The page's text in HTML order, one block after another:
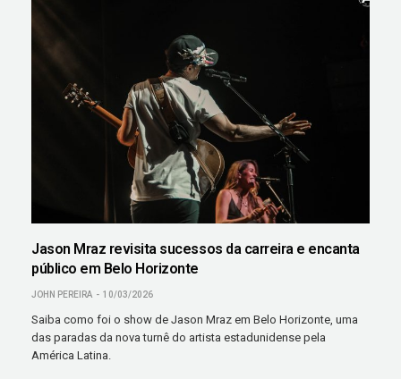
Jason Mraz revisita sucessos da carreira e encanta
público em Belo Horizonte
JOHN PEREIRA 10/03/2026
Saiba como foi o show de Jason Mraz em Belo Horizonte, uma
das paradas da nova turnê do artista estadunidense pela
América Latina.